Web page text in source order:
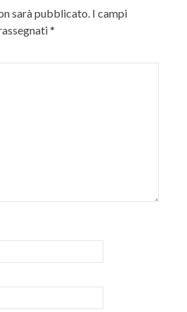
sarà pubblicato. I campi
*